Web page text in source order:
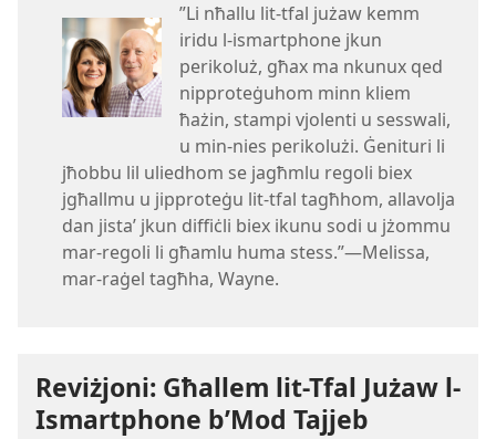
”Li nħallu lit-​tfal jużaw kemm
iridu l-​ismartphone jkun
perikoluż, għax ma nkunux qed
nipproteġuhom minn kliem
ħażin, stampi vjolenti u sesswali,
u min-​nies perikolużi. Ġenituri li
jħobbu lil uliedhom se jagħmlu regoli biex
jgħallmu u jipproteġu lit-​tfal tagħhom, allavolja
dan jistaʼ jkun diffiċli biex ikunu sodi u jżommu
mar-​regoli li għamlu huma stess.”—Melissa,
mar-​raġel tagħha, Wayne.
Reviżjoni: Għallem lit-​Tfal Jużaw l-​
Ismartphone b’Mod Tajjeb